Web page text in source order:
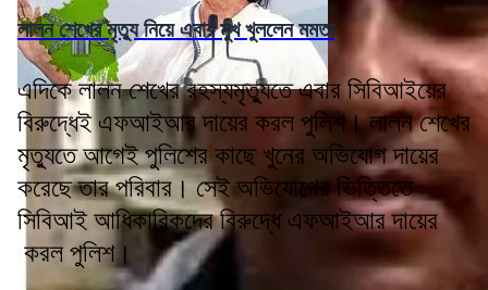
লালন শেখের মৃত্যু নিয়ে এবার মুখ খুললেন মমতা
এদিকে লালন শেখের রহস্যমৃত্যুতে এবার সিবিআইয়ের
বিরুদ্ধেই এফআইআর দায়ের করল পুলিশ। লালন শেখের
মৃত্যুতে আগেই পুলিশের কাছে খুনের অভিযোগ দায়ের
করেছে তার পরিবার। সেই অভিযোগের ভিত্তিতে
সিবিআই আধিকারিকদের বিরুদ্ধে এফআইআর দায়ের
করল পুলিশ।